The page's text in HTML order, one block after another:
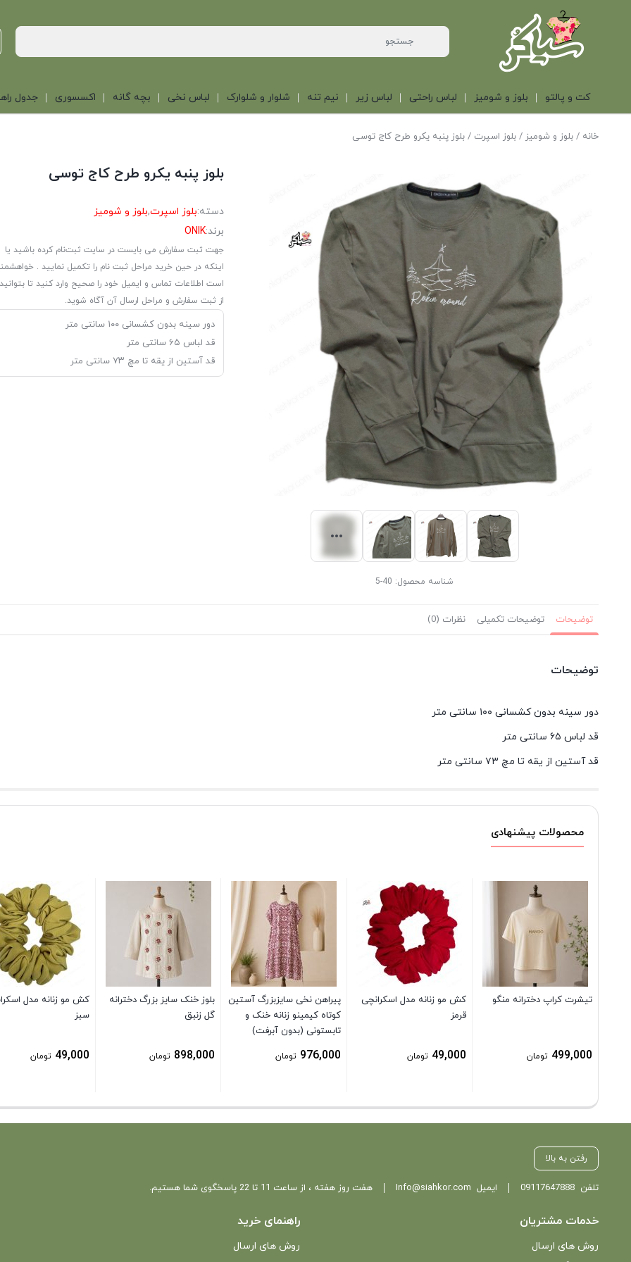
کت و پالتو بلوز و شومیز لباس راحتی لباس زیر نیم تنه شلوار و شلوارک لباس نخی بچه گانه اکسسوری جدول
خانه /بلوز و شومیز /بلوز اسپرت / بلوز پنبه یکرو طرح کاج توسی
شناسه محصول: 40-5
بلوز پنبه یکرو طرح کاج توسی
دسته:بلوز اسپرت,بلوز و شومیز
برند:ONIK
جهت ثبت سفارش می بایست در سایت ثبت‌نام کرده باشید یا
اینکه در حین خرید مراحل ثبت نام را تکمیل نمایید .
است اطلاعات تماس و ایمیل خود را صحیح وارد کنید تا بتوانید
از ثبت سفارش و مراحل ارسال آن آگاه شوید.
دور سینه بدون کشسانی ۱۰۰ سانتی متر
قد لباس ۶۵ سانتی متر
قد آستین از یقه تا مچ ۷۳ سانتی متر
توضیحات توضیحات تکمیلی نظرات (0)
توضیحات
دور سینه بدون کشسانی ۱۰۰ سانتی متر
قد لباس ۶۵ سانتی متر
قد آستین از یقه تا مچ ۷۳ سانتی متر
محصولات پیشنهادی
تیشرت کراپ دخترانه منگو
499,000 تومان
کش مو زنانه مدل اسکرانچی
قرمز
49,000 تومان
پیراهن نخی سایزبزرگ آستین
کوتاه کیمینو زنانه خنک و
تابستونی (بدون آبرفت)
976,000 تومان
بلوز خنک سایز بزرگ دخترانه
گل زنبق
898,000 تومان
کش مو زنانه مدل
سبز
49,000 تومان
رفتن به بالا
تلفن09117647888 ایمیل Info@siahkor.com هفت روز هفته ، از ساعت 11 تا 22 پاسخگوی شما هستیم.
خدمات مشتریان
روش های ارسال
راهنمای خرید
روش های ارسال